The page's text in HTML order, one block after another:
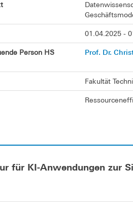
01.04.2025 -
Person HS
Prof. Dr.
Fakultät
für KI-Anwendungen zur